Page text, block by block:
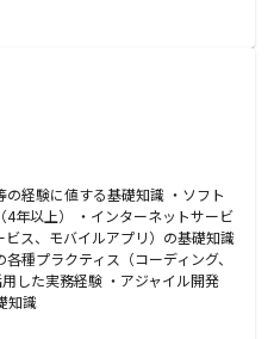
経験に値する基礎知識 ・ソフト
年以上） ・インターネットサービ
ビス、モバイルアプリ）の基礎知識
種プラクティス（コーディング、
した実務経験 ・アジャイル開発
知識